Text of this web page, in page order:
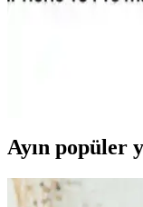
iPhone 15 Pro
Ayın popüler